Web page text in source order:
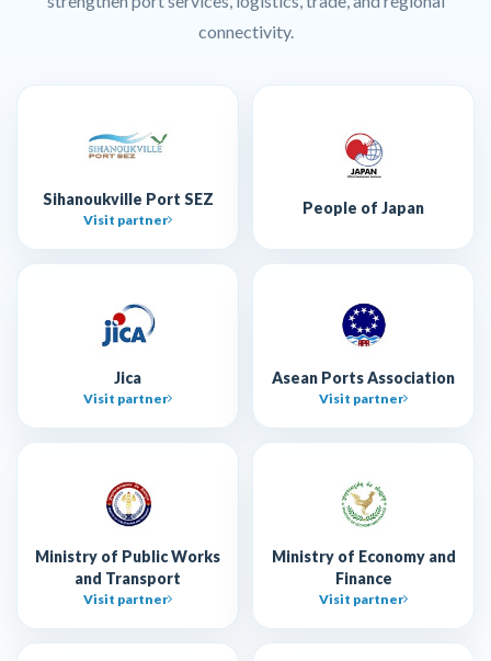
connectivity.
Sihanoukville Port SEZ
Visit partner
People of Japan
Jica
Visit partner
Asean Ports Association
Visit partner
Ministry of Public Works
and Transport
Visit partner
Ministry of Economy and
Finance
Visit partner